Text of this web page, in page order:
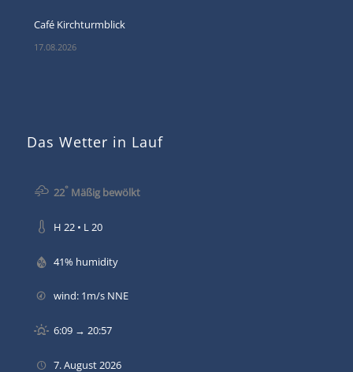
Café Kirchturmblick
17.08.2026
Das Wetter in Lauf
22°Mäßig bewölkt
H 22 • L 20
41% humidity
wind: 1m/s NNE
6:09 → 20:57
7. August 2026